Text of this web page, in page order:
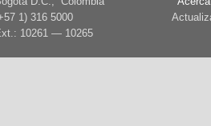
1) 316 5000
10261 — 10265